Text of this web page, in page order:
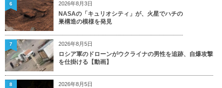
2026年8月3日
NASAの「キュリオシティ」が、火星でハチの
巣構造の模様を発見
6
2026年8月5日
ロシア軍のドローンがウクライナの男性を追跡、自爆攻撃
を仕掛ける【動画】
7
2026年8月5日
8